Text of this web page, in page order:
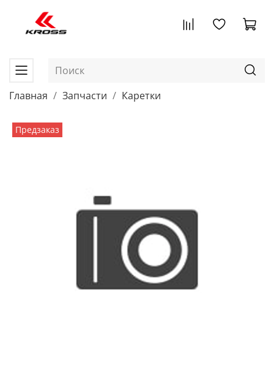
Главная Запчасти Каретки
Предзаказ